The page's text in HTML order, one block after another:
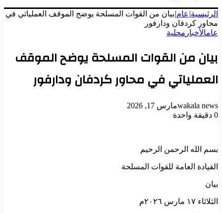
الرئيسية| عام|بيان من القوات المسلحة يوضح الموقف العملياتي في
محاور كردفان ودارفور
عامالأخبار محلية
بيان من القوات المسلحة يوضح الموقف
العملياتي في محاور كردفان ودارفور
wakala newsمارس 17, 2026
0 دقيقة واحدة
بسم الله الرحمن الرحيم
القيادة العامة للقوات المسلحة
بيان
الثلاثاء ١٧ مارس ٢٠٢٦م